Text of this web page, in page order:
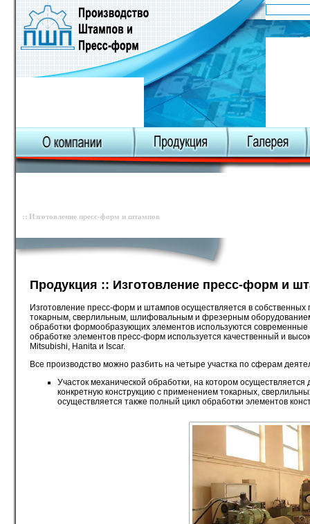
Изготовление пресс-форм и штампов
Продукция :: Изготовление пресс-форм и
Изготовление пресс-форм и штампов осуществляется в
токарным, сверлильным, шлифовальным и фрезерным
обработки формообразующих элементов используются
обработке элементов пресс-форм используется качественный и
Mitsubishi, Hanita и Iscar.
Все производство можно разбить на четыре участка по сферам
Участок механической обработки, на котором
конкретную конструкцию с применением токарных,
осуществляется также полный цикл обработки элементов